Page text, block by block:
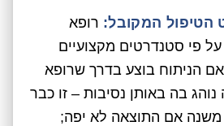
הטיפול המקובל: רופא
פי סטנדרטים מקצועיים
הניתוח בוצע בדרך שרופא
נוהג בה באותן נסיבות – זו כבר
משנה אם התוצאה לא יפה;